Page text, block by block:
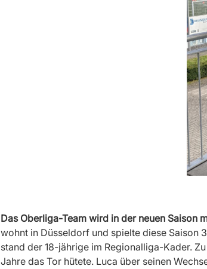
Das Oberliga-Team wird in der neuen Saison
wohnt in Düsseldorf und spielte diese Saison
stand der 18-jährige im Regionalliga-Kader.
Jahre das Tor hütete. Luca über seinen